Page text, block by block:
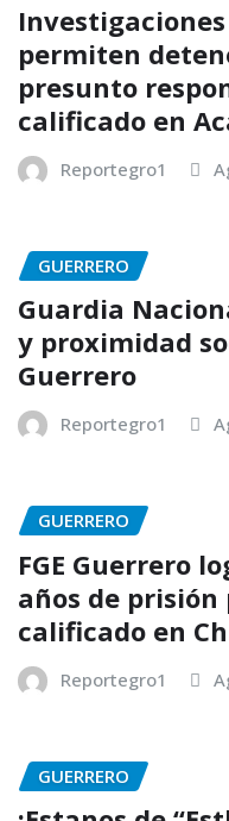
Investigaciones
permiten
presunto
calificado en
Reportegro1
GUERRERO
Guardia
y proximidad
Guerrero
Reportegro1
GUERRERO
FGE Guerrero
años de
calificado en
Reportegro1
GUERRERO